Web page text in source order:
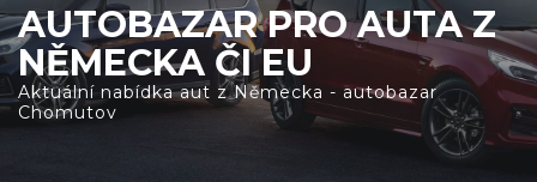
AUTOBAZAR PRO AUTA Z
NĚMECKA ČI EU
Aktuální nabídka aut z Německa - autobazar
Chomutov